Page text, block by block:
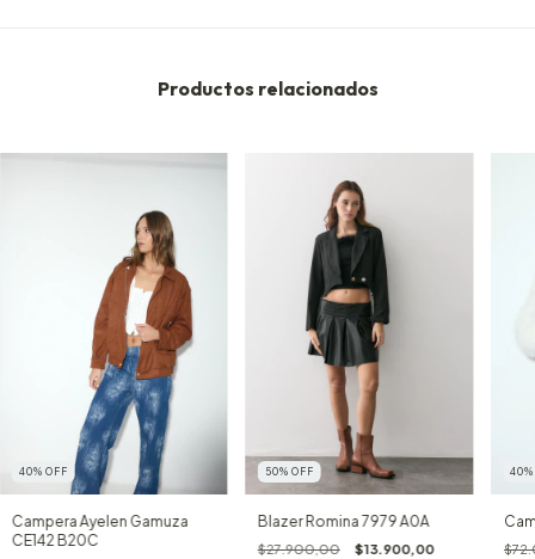
Productos relacionados
40% OFF
Campera Ayelen Gamuza
CE142 B20C
50% OFF
Blazer Romina 7979 A0A
$27.900,00 $13.900,00
40